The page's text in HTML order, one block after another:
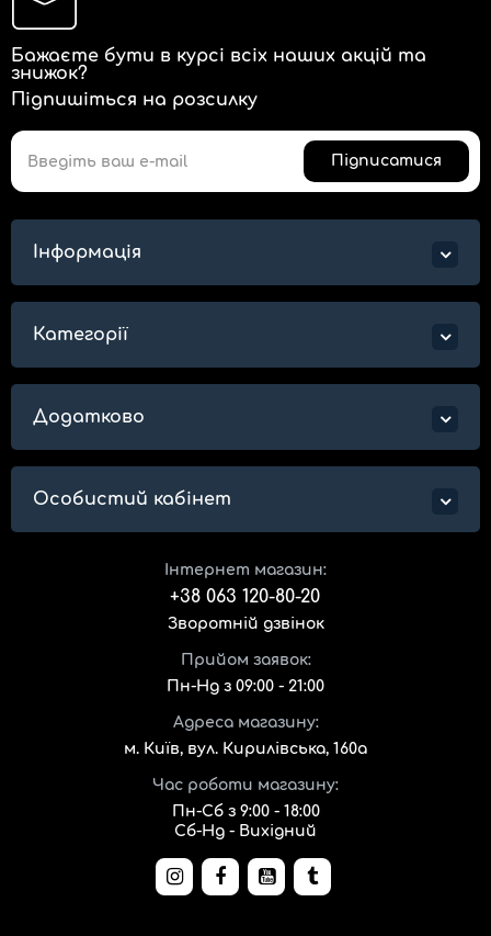
Бажаєте бути в курсі всіх наших акцій та
знижок?
Підпишіться на розсилку
Підписатися
Інформація
Категорії
Додатково
Особистий кабінет
Інтернет магазин:
+38 063 120-80-20
Зворотній дзвінок
Прийом заявок:
Пн-Нд з 09:00 - 21:00
Адреса магазину:
м. Київ, вул. Кирилівська, 160а
Час роботи магазину:
Пн-Сб з 9:00 - 18:00
Сб-Нд - Вихідний